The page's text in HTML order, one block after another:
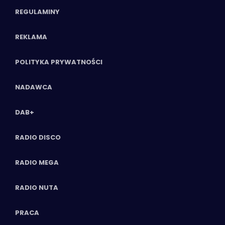
REGULAMINY
REKLAMA
POLITYKA PRYWATNOŚCI
NADAWCA
DAB+
RADIO DISCO
RADIO MEGA
RADIO NUTA
PRACA